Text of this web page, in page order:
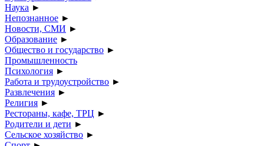
Наука ►
Непознанное ►
Новости, СМИ ►
Образование ►
Общество и государство ►
Промышленность
Психология ►
Работа и трудоустройство ►
Развлечения ►
Религия ►
Рестораны, кафе, ТРЦ ►
Родители и дети ►
Сельское хозяйство ►